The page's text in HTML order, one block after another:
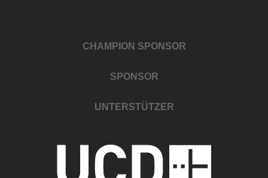
CHAMPION SPONSOR
SPONSOR
UNTERSTÜTZER